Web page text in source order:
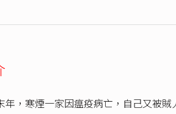
年，寒煙一家因瘟疫病亡，自己又被